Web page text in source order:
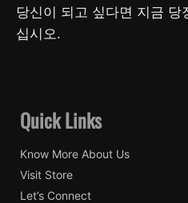
당신이 되고 싶다면 지금
십시오.
Quick Links
Know More About Us
Visit Store
Let’s Connect